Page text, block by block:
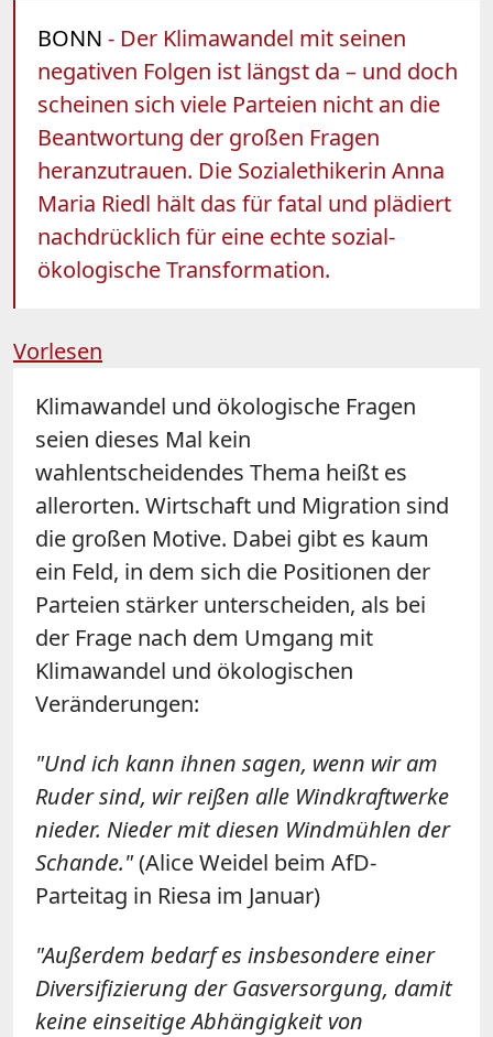
BONN - Der Klimawandel mit seinen
negativen Folgen ist längst da – und doch
scheinen sich viele Parteien nicht an die
Beantwortung der großen Fragen
heranzutrauen. Die Sozialethikerin Anna
Maria Riedl hält das für fatal und plädiert
nachdrücklich für eine echte sozial-
ökologische Transformation.
Vorlesen
Klimawandel und ökologische Fragen
seien dieses Mal kein
wahlentscheidendes Thema heißt es
allerorten. Wirtschaft und Migration sind
die großen Motive. Dabei gibt es kaum
ein Feld, in dem sich die Positionen der
Parteien stärker unterscheiden, als bei
der Frage nach dem Umgang mit
Klimawandel und ökologischen
Veränderungen:
"Und ich kann ihnen sagen, wenn wir am
Ruder sind, wir reißen alle Windkraftwerke
nieder. Nieder mit diesen Windmühlen der
Schande."(Alice Weidel beim AfD-
Parteitag in Riesa im Januar)
"Außerdem bedarf es insbesondere einer
Diversifizierung der Gasversorgung, damit
keine einseitige Abhängigkeit von